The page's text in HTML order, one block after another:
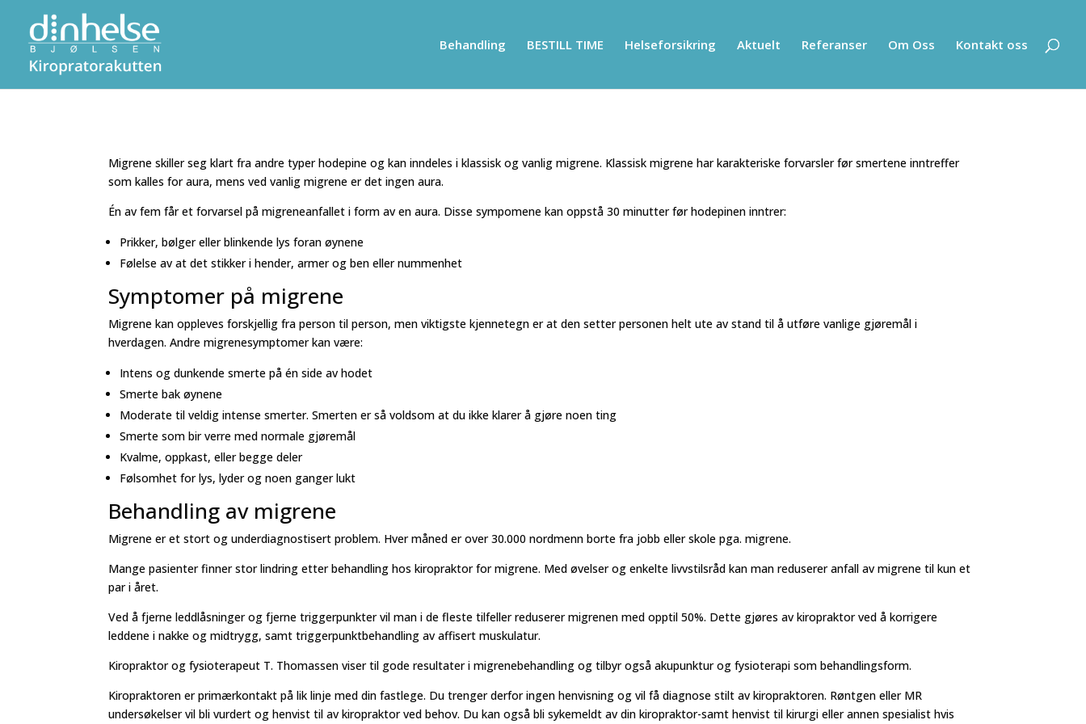
Behandling BESTILL TIME Helseforsikring Aktuelt Referanser Om Oss Kontakt oss
Migrene skiller seg klart fra andre typer hodepine og kan inndeles i klassisk og vanlig migrene. Klassisk migrene har karakteriske forvarsler før smertene inntreffer
som kalles for aura, mens ved vanlig migrene er det ingen aura.
Én av fem får et forvarsel på migreneanfallet i form av en aura. Disse sympomene kan oppstå 30 minutter før hodepinen inntrer:
Prikker, bølger eller blinkende lys foran øynene
Følelse av at det stikker i hender, armer og ben eller nummenhet
Symptomer på migrene
Migrene kan oppleves forskjellig fra person til person, men viktigste kjennetegn er at den setter personen helt ute av stand til å utføre vanlige gjøremål i
hverdagen. Andre migrenesymptomer kan være:
Intens og dunkende smerte på én side av hodet
Smerte bak øynene
Moderate til veldig intense smerter. Smerten er så voldsom at du ikke klarer å gjøre noen ting
Smerte som bir verre med normale gjøremål
Kvalme, oppkast, eller begge deler
Følsomhet for lys, lyder og noen ganger lukt
Behandling av migrene
Migrene er et stort og underdiagnostisert problem. Hver måned er over 30.000 nordmenn borte fra jobb eller skole pga. migrene.
Mange pasienter finner stor lindring etter behandling hos kiropraktor for migrene. Med øvelser og enkelte livvstilsråd kan man reduserer anfall av migrene til kun et
par i året.
Ved å fjerne leddlåsninger og fjerne triggerpunkter vil man i de fleste tilfeller reduserer migrenen med opptil 50%. Dette gjøres av kiropraktor ved å korrigere
leddene i nakke og midtrygg, samt triggerpunktbehandling av affisert muskulatur.
Kiropraktor og fysioterapeut T. Thomassen viser til gode resultater i migrenebehandling og tilbyr også akupunktur og fysioterapi som behandlingsform.
Kiropraktoren er primærkontakt på lik linje med din fastlege. Du trenger derfor ingen henvisning og vil få diagnose stilt av kiropraktoren. Røntgen eller MR
undersøkelser vil bli vurdert og henvist til av kiropraktor ved behov. Du kan også bli sykemeldt av din kiropraktor-samt henvist til kirurgi eller annen spesialist hvis